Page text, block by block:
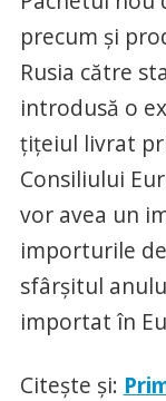
precum şi
Rusia către
introdusă o
ţiţeiul livrat
Consiliului
vor avea un
importurile
sfârşitul
importat în
Citește și: